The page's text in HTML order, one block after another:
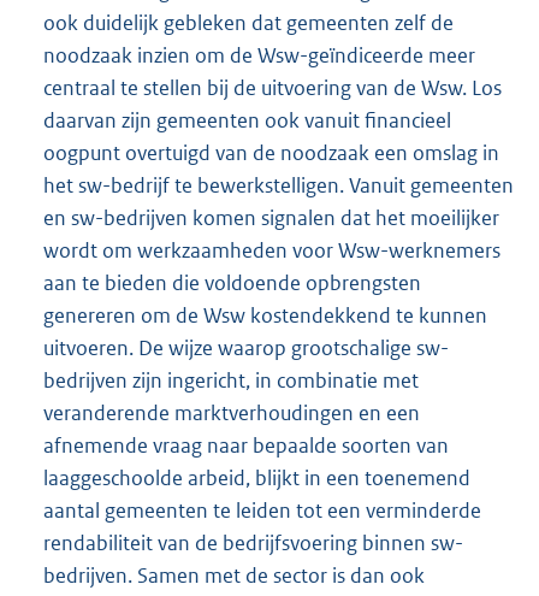
ook duidelijk gebleken dat gemeenten zelf de
noodzaak inzien om de Wsw-geïndiceerde meer
centraal te stellen bij de uitvoering van de Wsw. Los
daarvan zijn gemeenten ook vanuit financieel
oogpunt overtuigd van de noodzaak een omslag in
het sw-bedrijf te bewerkstelligen. Vanuit gemeenten
en sw-bedrijven komen signalen dat het moeilijker
wordt om werkzaamheden voor Wsw-werknemers
aan te bieden die voldoende opbrengsten
genereren om de Wsw kostendekkend te kunnen
uitvoeren. De wijze waarop grootschalige sw-
bedrijven zijn ingericht, in combinatie met
veranderende marktverhoudingen en een
afnemende vraag naar bepaalde soorten van
laaggeschoolde arbeid, blijkt in een toenemend
aantal gemeenten te leiden tot een verminderde
rendabiliteit van de bedrijfsvoering binnen sw-
bedrijven. Samen met de sector is dan ook